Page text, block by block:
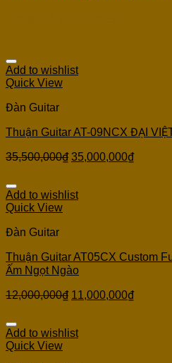
Add to wishlist
Quick View
Đàn Guitar
Thuận Guitar AT-09NCX ĐẠI
35,500,000₫ 35,000,000₫
Add to wishlist
Quick View
Đàn Guitar
Thuận Guitar AT05CX Custom
Ấm Ngọt Ngào
12,000,000₫ 11,000,000₫
Add to wishlist
Quick View